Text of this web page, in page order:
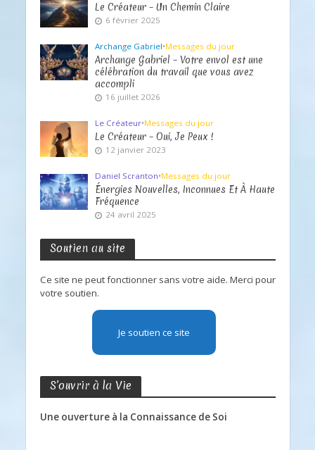
Le Créateur – Un Chemin Claire
6 février 2025
Archange Gabriel•Messages du jour
Archange Gabriel – Votre envol est une
célébration du travail que vous avez
accompli
16 juillet 2026
Le Créateur•Messages du jour
Le Créateur – Oui, Je Peux !
12 janvier 2023
Daniel Scranton•Messages du jour
Énergies Nouvelles, Inconnues Et À Haute
Fréquence
24 avril 2025
Soutien au site
Ce site ne peut fonctionner sans votre aide. Merci pour
votre soutien.
Je soutien ce site
S’ouvrir à la Vie
Une ouverture à la Connaissance de Soi